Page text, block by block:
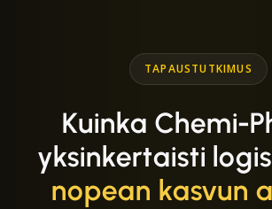
TAPAUSTUTKIMUS
Kuinka Chemi-
yksinkertaisti
nopean kasvun